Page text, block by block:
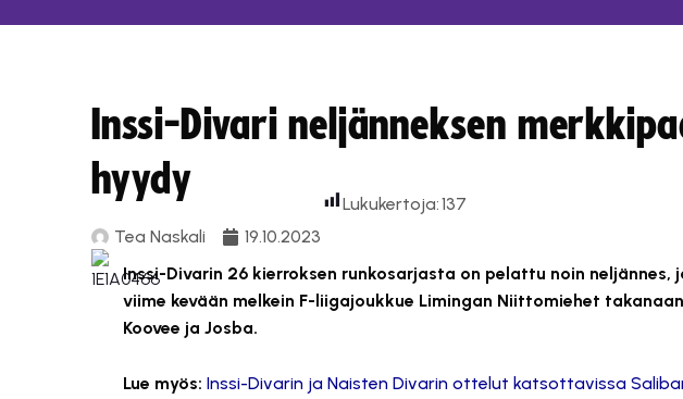
Inssi-Divari neljänneksen
hyydy
Tea Naskali 19.10.2023
Lukukertoja:137
Inssi-Divarin 26 kierroksen runkosarjasta on pelattu noin neljännes,
viime kevään melkein F-liigajoukkue Limingan Niittomiehet
Koovee ja Josba.
Lue myös: Inssi-Divarin ja Naisten Divarin ottelut katsottavissa